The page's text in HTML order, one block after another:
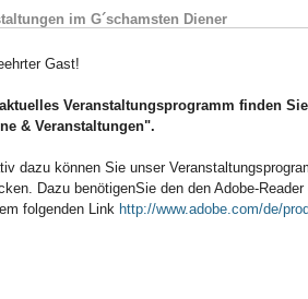
im G´schamsten Diener
Gast!
Veranstaltungsprogramm finden Sie
& Veranstaltungen".
dazu können Sie unser
Dazu benötigenSie den den Adobe-
folgenden Link http://www.adobe.com/de/